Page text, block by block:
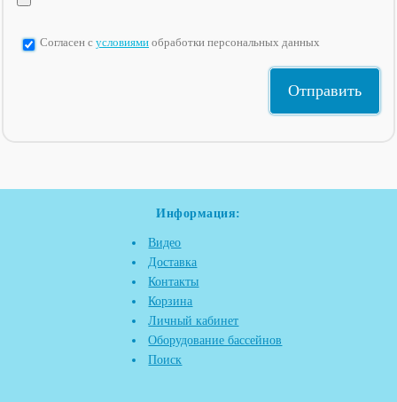
Согласен с условиями обработки персональных данных
Информация:
Видео
Доставка
Контакты
Корзина
Личный кабинет
Оборудование бассейнов
Поиск